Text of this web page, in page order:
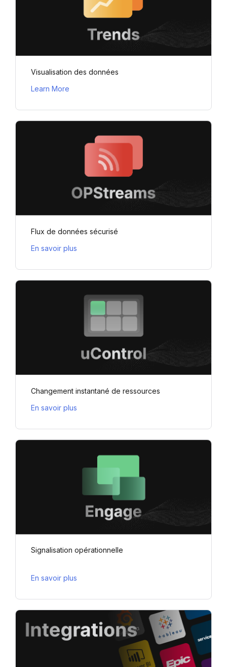
Visualisation des données
Learn More
Flux de données sécurisé
En savoir plus
Changement instantané de ressources
En savoir plus
Signalisation opérationnelle
En savoir plus